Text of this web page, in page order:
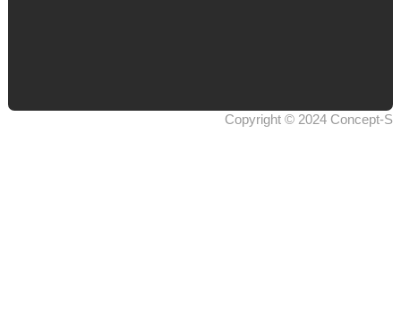
Copyright © 2024 Concept-S